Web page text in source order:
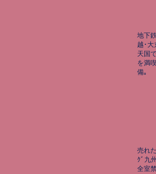
地下
越･大
天国
を満
備｡
売れ
ｸﾞ九
全室